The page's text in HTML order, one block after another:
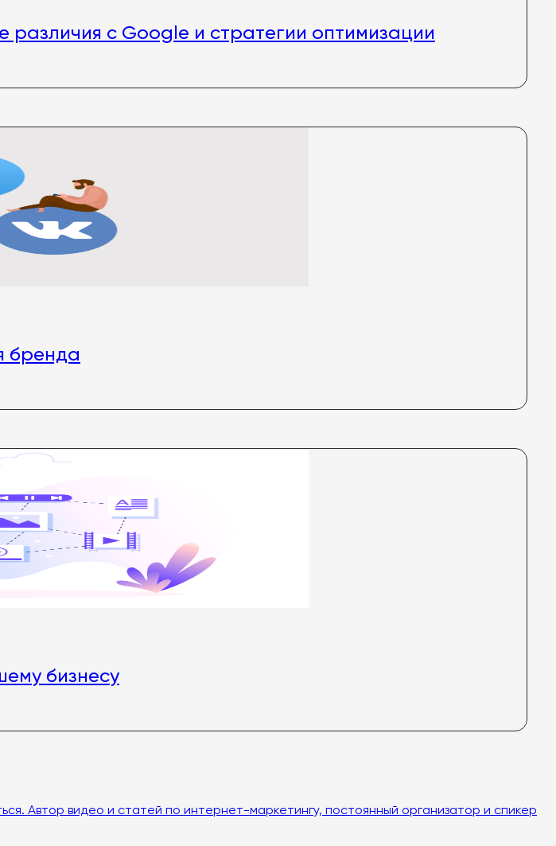
с Google и стратегии оптимизации
бренда
бизнесу
Автор видео и статей по интернет-маркетингу, постоянный организатор и спикер